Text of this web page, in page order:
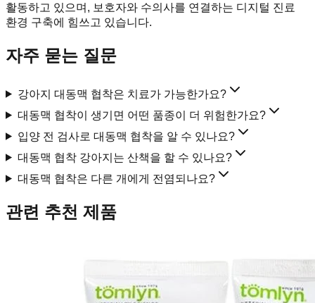
활동하고 있으며, 보호자와 수의사를 연결하는 디지털 진료
환경 구축에 힘쓰고 있습니다.
자주 묻는 질문
강아지 대동맥 협착은 치료가 가능한가요?
대동맥 협착이 생기면 어떤 품종이 더 위험한가요?
입양 전 검사로 대동맥 협착을 알 수 있나요?
대동맥 협착 강아지는 산책을 할 수 있나요?
대동맥 협착은 다른 개에게 전염되나요?
관련 추천 제품